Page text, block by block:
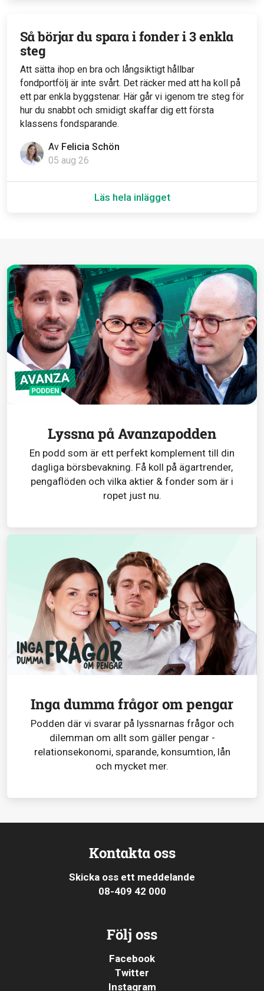
Av Felicia Schön
05 aug 26
Så börjar du spara i fonder i 3 enkla
steg
Att sätta ihop en bra och långsiktigt hållbar
fondportfölj är inte svårt. Det räcker med att ha koll på
ett par enkla byggstenar. Här går vi igenom tre steg för
hur du snabbt och smidigt skaffar dig ett första
klassens fondsparande.
Läs hela inlägget
Lyssna på Avanzapodden
En podd som är ett perfekt komplement till din
dagliga börsbevakning. Få koll på ägartrender,
pengaflöden och vilka aktier & fonder som är i
ropet just nu.
Inga dumma frågor om pengar
Podden där vi svarar på lyssnarnas frågor och
dilemman om allt som gäller pengar -
relationsekonomi, sparande, konsumtion, lån
och mycket mer.
Kontakta oss
Skicka oss ett meddelande
08-409 42 000
Följ oss
Facebook
Twitter
Instagram